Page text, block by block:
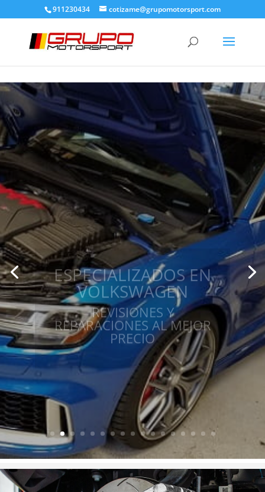
911230434 cotizame@grupomotorsport.com
ESPECIALIZADOS EN
VOLKSWAGEN
REVISIONES Y
REPARACIONES AL MEJOR
PRECIO